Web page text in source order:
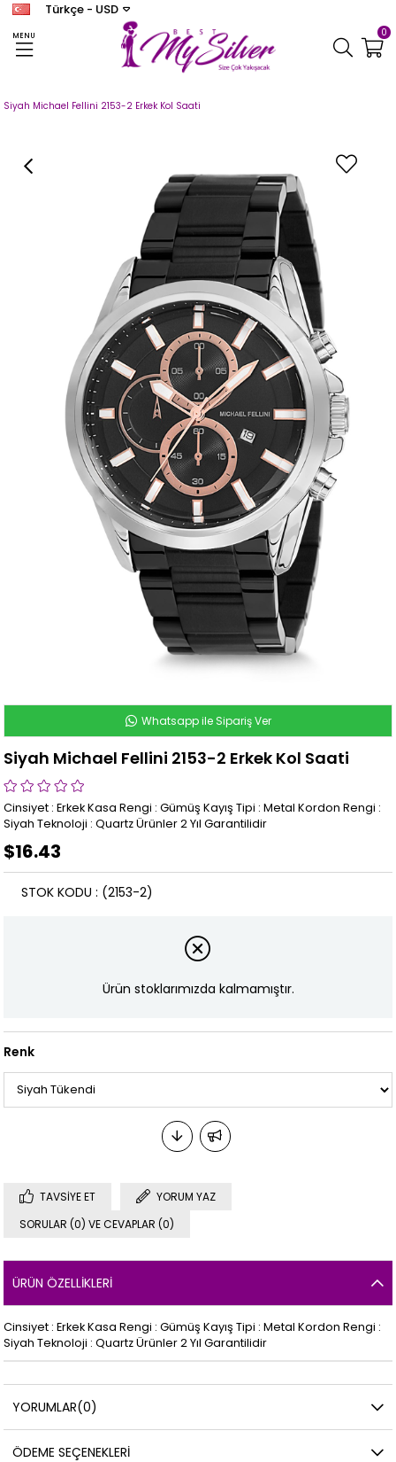
MENU
Türkçe - USD
0
MICHAEL FELLINI Michael Fellini Erkek
Siyah Michael Fellini 2153-2 Erkek Kol Saati
Whatsapp ile Sipariş Ver
Siyah Michael Fellini 2153-2 Erkek Kol Saati
Cinsiyet : Erkek Kasa Rengi : Gümüş Kayış Tipi : Metal Kordon Rengi :
Siyah Teknoloji : Quartz Ürünler 2 Yıl Garantilidir
$16.43
(2153-2)
STOK KODU
Ürün stoklarımızda kalmamıştır.
Renk
TAVSIYE ET
YORUM YAZ
SORULAR (0) VE CEVAPLAR (0)
ÜRÜN ÖZELLIKLERI
Cinsiyet : Erkek Kasa Rengi : Gümüş Kayış Tipi : Metal Kordon Rengi :
Siyah Teknoloji : Quartz Ürünler 2 Yıl Garantilidir
YORUMLAR(0)
ÖDEME SEÇENEKLERI